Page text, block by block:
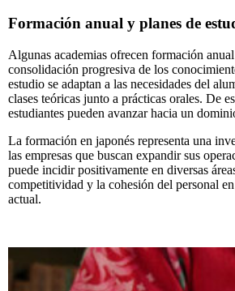
Formación anual y planes de
Algunas academias ofrecen formación
consolidación progresiva de los
estudio se adaptan a las necesidades del
clases teóricas junto a prácticas orales. De
estudiantes pueden avanzar hacia un
La formación en japonés representa una
las empresas que buscan expandir sus
puede incidir positivamente en diversas
competitividad y la cohesión del personal
actual.